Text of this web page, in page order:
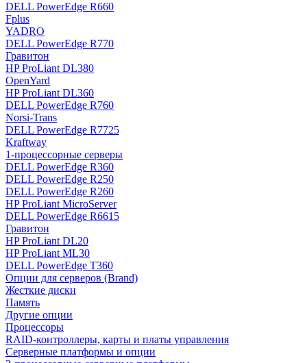
DELL PowerEdge R660
Fplus
YADRO
DELL PowerEdge R770
Гравитон
HP ProLiant DL380
OpenYard
HP ProLiant DL360
DELL PowerEdge R760
Norsi-Trans
DELL PowerEdge R7725
Kraftway
1-процессорные серверы
DELL PowerEdge R360
DELL PowerEdge R250
DELL PowerEdge R260
HP ProLiant MicroServer
DELL PowerEdge R6615
Гравитон
HP ProLiant DL20
HP ProLiant ML30
DELL PowerEdge T360
Опции для серверов (Brand)
Жесткие диски
Память
Другие опции
Процессоры
RAID-контроллеры, карты и платы управления
Серверные платформы и опции